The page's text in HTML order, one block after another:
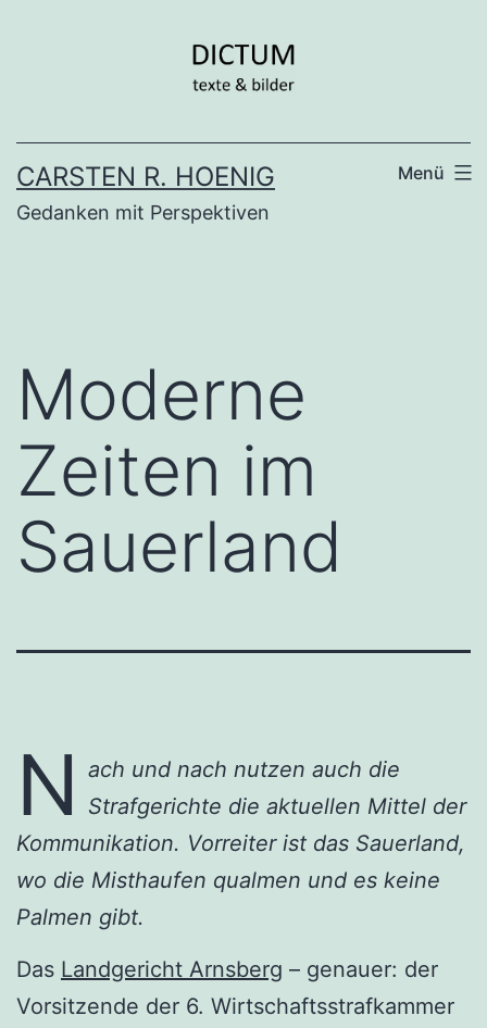
CARSTEN R. HOENIG
Gedanken mit Perspektiven
Menü
Moderne
Zeiten im
Sauerland
N
ach und nach nutzen auch die
Strafgerichte die aktuellen Mittel der
Kommunikation. Vorreiter ist das Sauerland,
wo die Misthaufen qualmen und es keine
Palmen gibt.
Das Landgericht Arnsberg – genauer: der
Vorsitzende der 6. Wirtschaftsstrafkammer